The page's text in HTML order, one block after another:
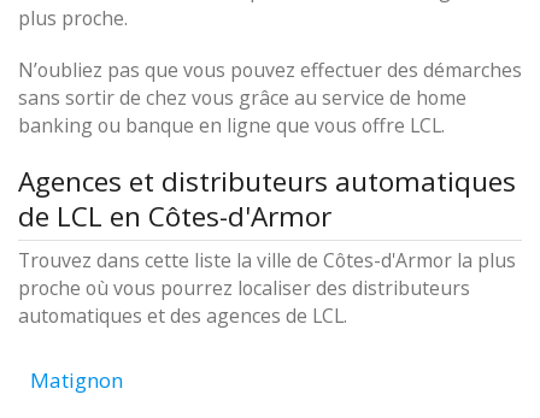
plus proche.
N’oubliez pas que vous pouvez effectuer des démarches
sans sortir de chez vous grâce au service de home
banking ou banque en ligne que vous offre LCL.
Agences et distributeurs automatiques
de LCL en Côtes-d'Armor
Trouvez dans cette liste la ville de Côtes-d'Armor la plus
proche où vous pourrez localiser des distributeurs
automatiques et des agences de LCL.
Matignon